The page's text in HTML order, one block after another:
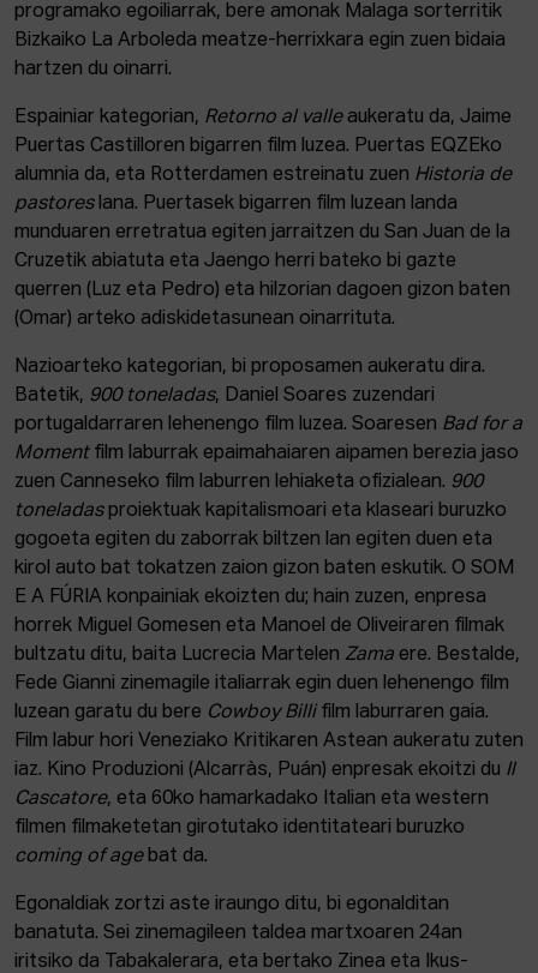
programako egoiliarrak, bere amonak Malaga sorterritik
Bizkaiko La Arboleda meatze-herrixkara egin zuen bidaia
hartzen du oinarri.
Espainiar kategorian, Retorno al valleaukeratu da, Jaime
Puertas Castilloren bigarren film luzea. Puertas EQZEko
alumnia da, eta Rotterdamen estreinatu zuen Historia de
pastoreslana. Puertasek bigarren film luzean landa
munduaren erretratua egiten jarraitzen du San Juan de la
Cruzetik abiatuta eta Jaengo herri bateko bi gazte
querren (Luz eta Pedro) eta hilzorian dagoen gizon baten
(Omar) arteko adiskidetasunean oinarrituta.
Nazioarteko kategorian, bi proposamen aukeratu dira.
Batetik, 900 toneladas, Daniel Soares zuzendari
portugaldarraren lehenengo film luzea. Soaresen Bad for a
Momentfilm laburrak epaimahaiaren aipamen berezia jaso
zuen Canneseko film laburren lehiaketa ofizialean. 900
toneladasproiektuak kapitalismoari eta klaseari buruzko
gogoeta egiten du zaborrak biltzen lan egiten duen eta
kirol auto bat tokatzen zaion gizon baten eskutik. O SOM
E A FÚRIA konpainiak ekoizten du; hain zuzen, enpresa
horrek Miguel Gomesen eta Manoel de Oliveiraren filmak
bultzatu ditu, baita Lucrecia Martelen Zama ere. Bestalde,
Fede Gianni zinemagile italiarrak egin duen lehenengo film
luzean garatu du bere Cowboy Billifilm laburraren gaia.
Film labur hori Veneziako Kritikaren Astean aukeratu zuten
iaz. Kino Produzioni (Alcarràs, Puán) enpresak ekoitzi du Il
Cascatore, eta 60ko hamarkadako Italian eta western
filmen filmaketetan girotutako identitateari buruzko
coming of agebat da.
Egonaldiak zortzi aste iraungo ditu, bi egonalditan
banatuta. Sei zinemagileen taldea martxoaren 24an
iritsiko da Tabakalerara, eta bertako Zinea eta Ikus-